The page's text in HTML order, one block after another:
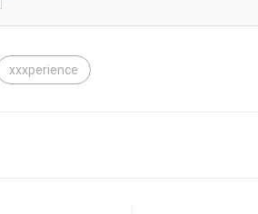
xxxperience